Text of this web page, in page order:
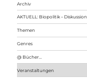
Archiv
AKTUELL: Biopolitik –
Themen
Genres
@ Bücher…
Veranstaltungen